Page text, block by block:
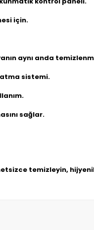
için.
aynı anda
sistemi.
sağlar.
temizleyin,